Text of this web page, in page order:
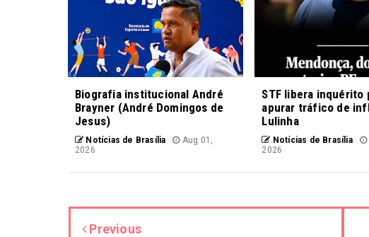
Biografia institucional André
Brayner (André Domingos de
Jesus)
Notícias de Brasília
Aug 01,
2026
STF libera inquérito
apurar tráfico de
Lulinha
Notícias de Brasília
2026
Previous